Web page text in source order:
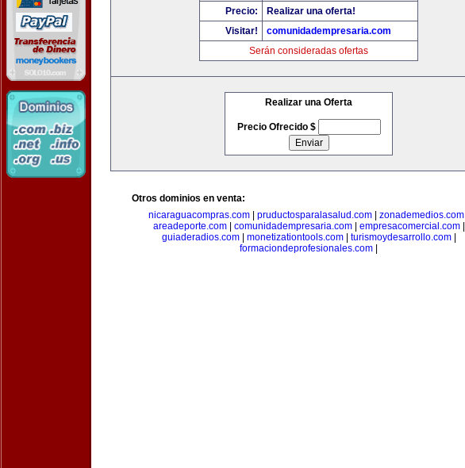
Precio:
Realizar una oferta!
Visitar!
comunidadempresaria.com
Serán consideradas ofertas
Realizar una Oferta
Precio Ofrecido $
Otros dominios en venta:
nicaraguacompras.com
pruductosparalasalud.com zonademedios.com
areadeporte.com| comunidadempresaria.com| empresacomercial.com|
guiaderadios.com| monetizationtools.com| turismoydesarrollo.com|
formaciondeprofesionales.com